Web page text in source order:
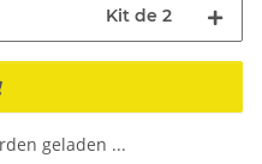
Kit de 2
geladen ...